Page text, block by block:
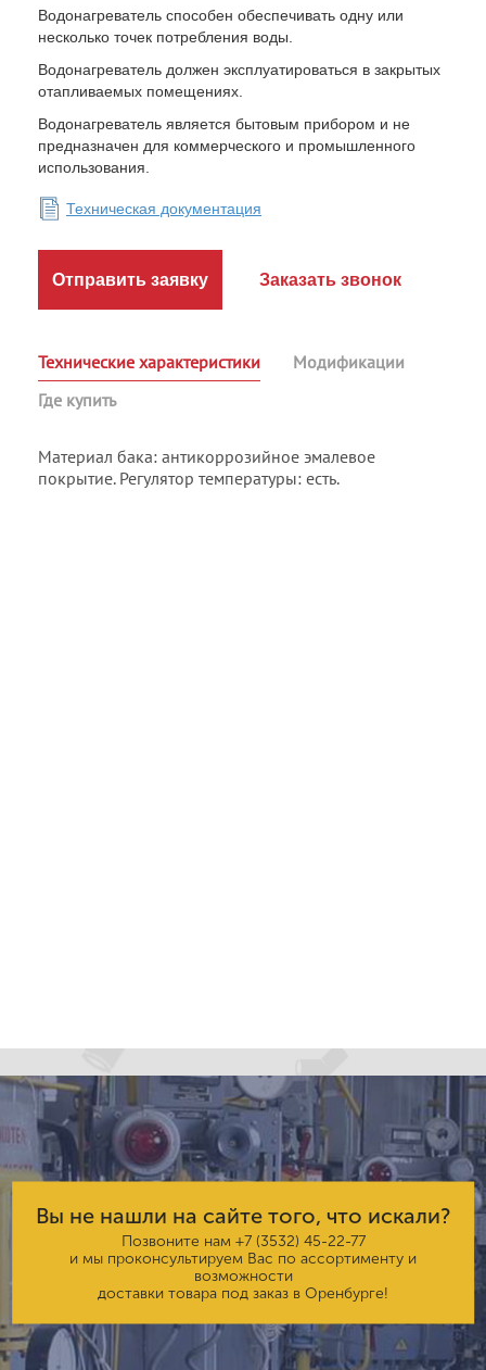
Водонагреватель способен обеспечивать одну или
несколько точек потребления воды.
Водонагреватель должен эксплуатироваться в закрытых
отапливаемых помещениях.
Водонагреватель является бытовым прибором и не
предназначен для коммерческого и промышленного
использования.
Техническая документация
Отправить заявку Заказать звонок
Технические характеристики
Модификации
Где купить
Материал бака: антикоррозийное эмалевое
покрытие. Регулятор температуры: есть.
Вы не нашли на сайте того, что искали?
Позвоните нам +7 (3532) 45-22-77
и мы проконсультируем Вас по ассортименту и
возможности
доставки товара под заказ в Оренбурге!